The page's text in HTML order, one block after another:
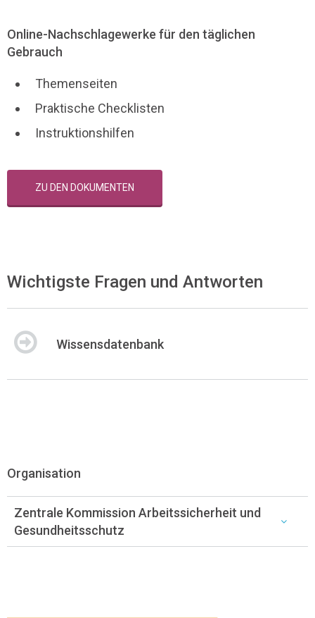
Online-Nachschlagewerke für den täglichen
Gebrauch
Themenseiten
Praktische Checklisten
Instruktionshilfen
ZU DEN DOKUMENTEN
Wichtigste Fragen und Antworten
Wissensdatenbank
Organisation
Zentrale Kommission Arbeitssicherheit und
Gesundheitsschutz